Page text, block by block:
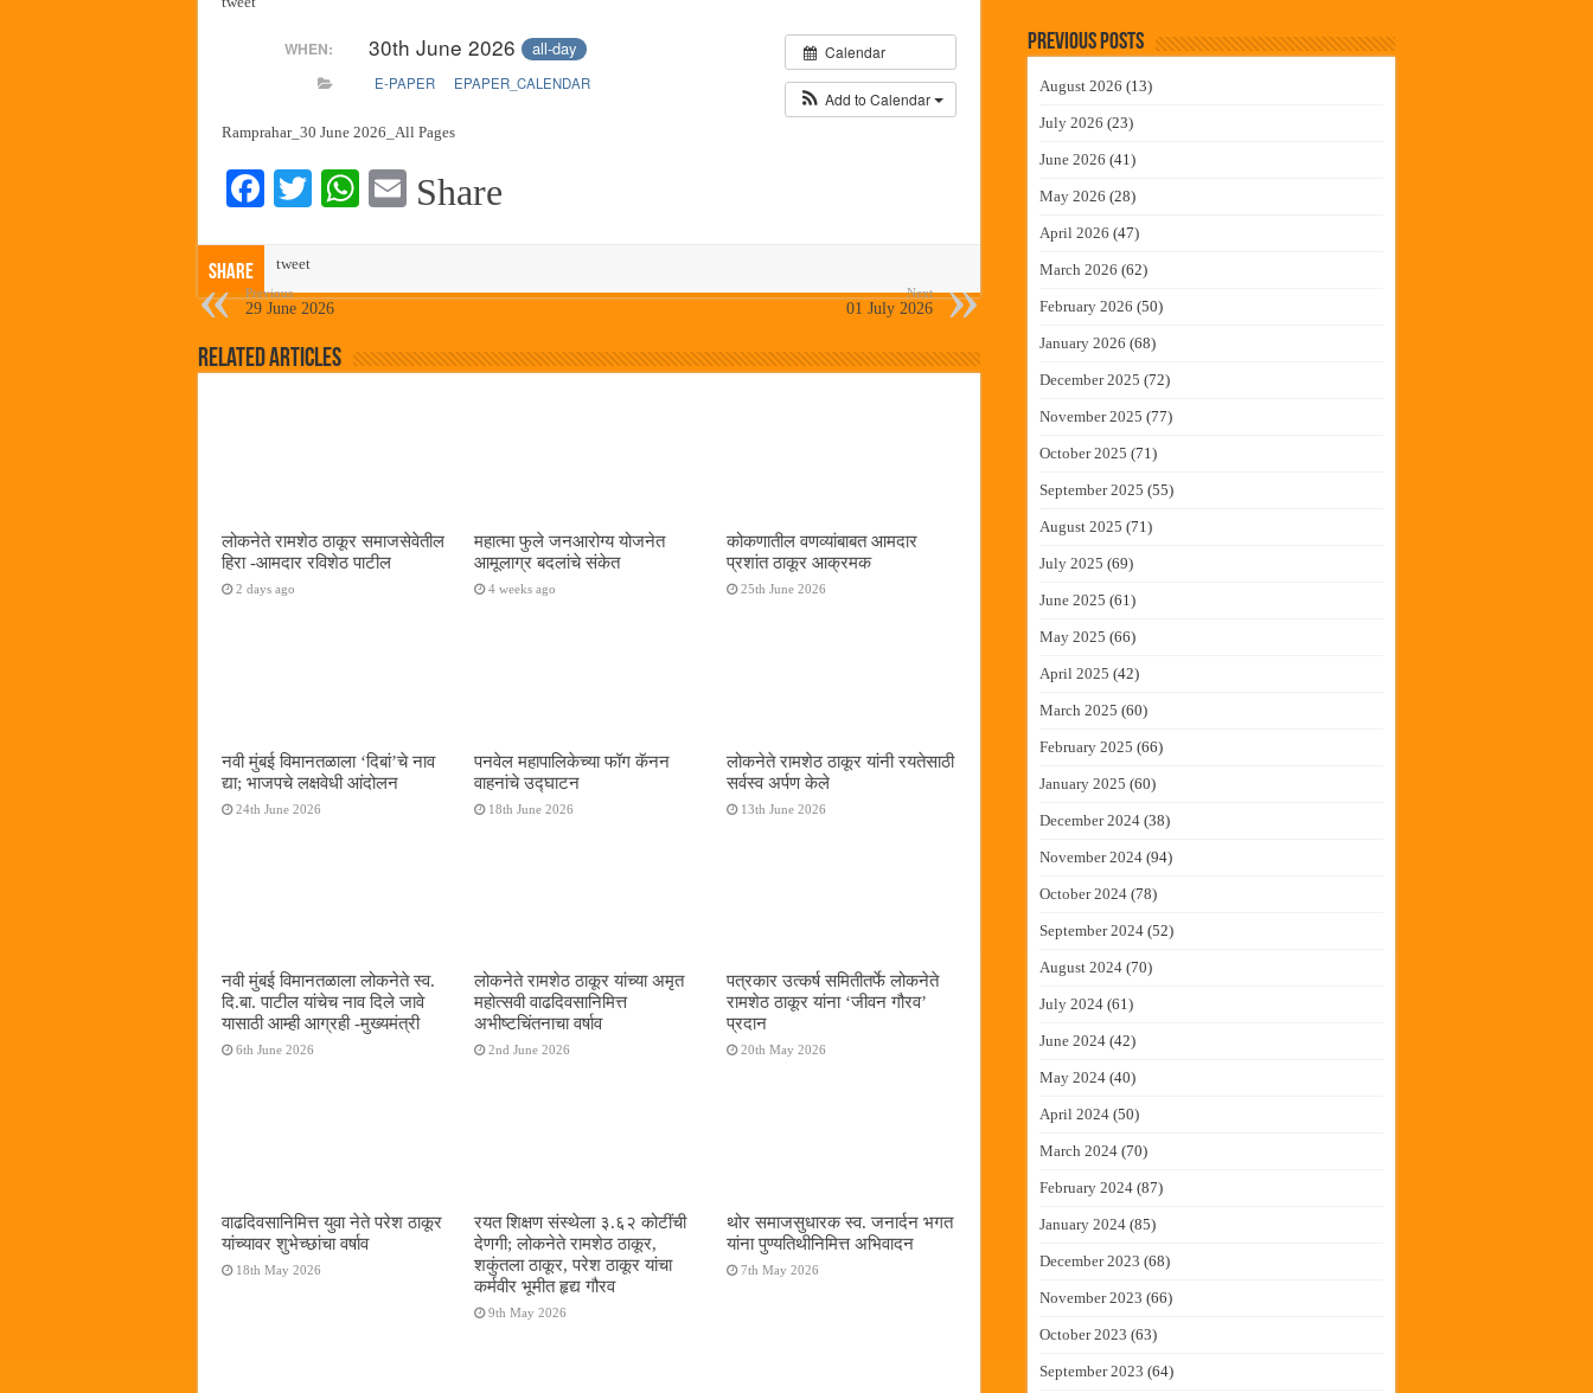
हर घर तिरंगा अभियानासंदर्भात पनवेलमध्ये बैठक
कामोठे येथे समाजोपयोगी वस्तूंच्या वाटपाचा उपक्रम
छत्रपती शिवाजी महाराज महाराजस्व समाधान शिबिरास पनवेलमध्ये उत्स्फूर्त प्रतिसाद
Calendar
Add to Calendar
WHEN: 30th June 2026 all-day
E-PAPER EPAPER_CALENDAR
Ramprahar_30 June 2026_All Pages
Fa
bo
ok
T
r
W
A
E
Share
Share tweet
Previous
29 June 2026
Next
01 July 2026
Related Articles
लोकनेते रामशेठ ठाकूर समाजसेवेतील
हिरा -आमदार रविशेठ पाटील
2 days ago
महात्मा फुले जनआरोग्य योजनेत
आमूलाग्र बदलांचे संकेत
4 weeks ago
कोकणातील वणव्यांबाबत आमदार
प्रशांत ठाकूर आक्रमक
25th June 2026
नवी मुंबई विमानतळाला ‌‘दिबां‌’चे नाव
द्या; भाजपचे लक्षवेधी आंदोलन
24th June 2026
पनवेल महापालिकेच्या फॉग कॅनन
वाहनांचे उद्घाटन
18th June 2026
लोकनेते रामशेठ ठाकूर यांनी रयतेसाठी
सर्वस्व अर्पण केले
13th June 2026
नवी मुंबई विमानतळाला लोकनेते स्व.
दि.बा. पाटील यांचेच नाव दिले जावे
यासाठी आम्ही आग्रही -मुख्यमंत्री
6th June 2026
लोकनेते रामशेठ ठाकूर यांच्या अमृत
महोत्सवी वाढदिवसानिमित्त
अभीष्टचिंतनाचा वर्षाव
2nd June 2026
पत्रकार उत्कर्ष समितीतर्फे लोकनेते
रामशेठ ठाकूर यांना ‌‘जीवन गौरव‌’
प्रदान
20th May 2026
वाढदिवसानिमित्त युवा नेते परेश ठाकूर
यांच्यावर शुभेच्छांचा वर्षाव
18th May 2026
रयत शिक्षण संस्थेला ३.६२ कोटींची
देणगी; लोकनेते रामशेठ ठाकूर,
शकुंतला ठाकूर, परेश ठाकूर यांचा
कर्मवीर भूमीत हृद्य गौरव
9th May 2026
थोर समाजसुधारक स्व. जनार्दन भगत
यांना पुण्यतिथीनिमित्त अभिवादन
7th May 2026
Previous Posts
August 2026 (13)
July 2026 (23)
June 2026 (41)
May 2026 (28)
April 2026 (47)
March 2026 (62)
February 2026 (50)
January 2026 (68)
December 2025 (72)
November 2025 (77)
October 2025 (71)
September 2025 (55)
August 2025 (71)
July 2025 (69)
June 2025 (61)
May 2025 (66)
April 2025 (42)
March 2025 (60)
February 2025 (66)
January 2025 (60)
December 2024 (38)
November 2024 (94)
October 2024 (78)
September 2024 (52)
August 2024 (70)
July 2024 (61)
June 2024 (42)
May 2024 (40)
April 2024 (50)
March 2024 (70)
February 2024 (87)
January 2024 (85)
December 2023 (68)
November 2023 (66)
October 2023 (63)
September 2023 (64)